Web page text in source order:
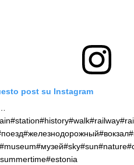
post su Instagram